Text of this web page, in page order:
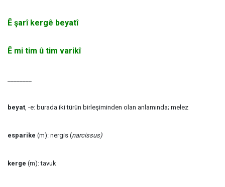
Ê şarî kergê beyatî
Ê mi tim û tim varikî
beyat, -e: burada iki türün birleşiminden olan anlamında; melez
esparike (m): nergis (narcissus)
kerge (m): tavuk